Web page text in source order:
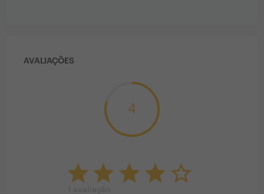
AVALIAÇÕES
4